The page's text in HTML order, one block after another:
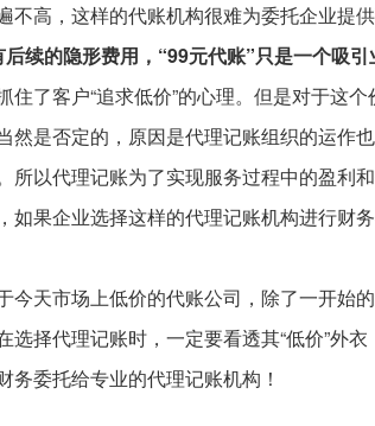
高，这样的代账机构很难为委托企业提供
续的隐形费用，“99元代账”只是一个吸引
住了客户“追求低价”的心理。但是对于这
然是否定的，原因是代理记账组织的运作
所以代理记账为了实现服务过程中的盈利
如果企业选择这样的代理记账机构进行财
今天市场上低价的代账公司，除了一开始
选择代理记账时，一定要看透其“低价”外
委托给专业的代理记账机构！